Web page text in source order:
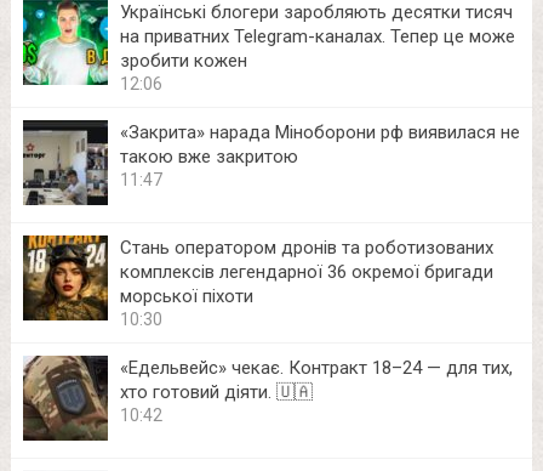
Українські блогери заробляють десятки тисяч
на приватних Telegram-каналах. Тепер це може
зробити кожен
12:06
«Закрита» нарада Міноборони рф виявилася не
такою вже закритою
11:47
Стань оператором дронів та роботизованих
комплексів легендарної 36 окремої бригади
морської піхоти
10:30
«Едельвейс» чекає. Контракт 18–24 — для тих,
хто готовий діяти. 🇺🇦
10:42